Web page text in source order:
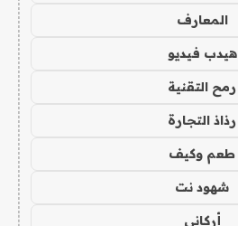
المعارف
هيدب فيديو
رمح التقنية
رذاذ التجارة
طعم وكيف
شهود نت
أركاني